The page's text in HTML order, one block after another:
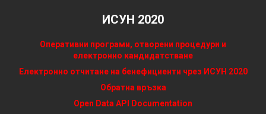
ИСУН 2020
Оперативни програми, отворени процедури и
електронно кандидатстване
Електронно отчитане на бенефициенти чрез ИСУН 2020
Обратна връзка
Open Data API Documentation